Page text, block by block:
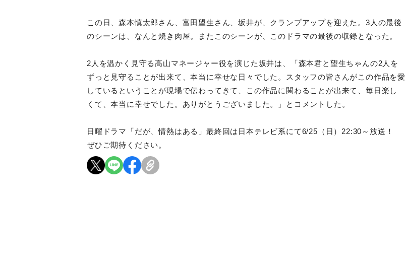
この日、森本慎太郎さん、富田望生さん、坂井が、クランプアップを迎えた。3人の最後
のシーンは、なんと焼き肉屋。
またこのシーンが、このドラマの最後の収録となった。
2人を温かく見守る高山マネージャー役を演じた坂井は、「森本君と望生ちゃんの2人を
ずっと見守ることが出来て、本当に幸せな日 々でした。スタッフの皆さんがこの作品を愛
しているということが現場で伝わってきて、この作品に関わることが出来て、毎日楽し
くて、本当に幸せでした。ありがとうございました。」
とコメントした。
日曜ドラマ「だが、情熱はある」最終回は日本テレビ系にて6/25（日）22:30～放送！
ぜひご期待ください。